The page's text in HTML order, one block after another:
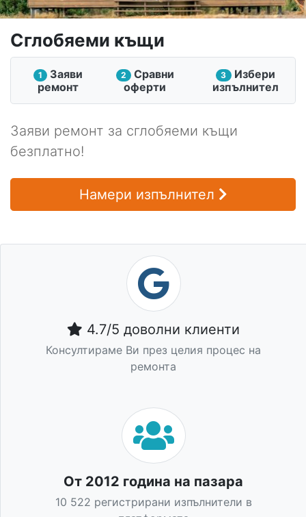
Сглобяеми къщи
1
Заяви
ремонт
2
Сравни
оферти
3
Избери
изпълнител
Заяви ремонт за сглобяеми къщи
безплатно!
Намери изпълнител
4.7/5 доволни клиенти
Консултираме Ви през целия процес на
ремонта
От 2012 година на пазара
10 522 регистрирани изпълнители в